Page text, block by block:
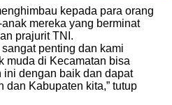
kepada para orang
mereka yang berminat
prajurit TNI.
penting dan kami
muda di Kecamatan bisa
ini dengan baik dan dapat
dan Kabupaten kita,” tutup